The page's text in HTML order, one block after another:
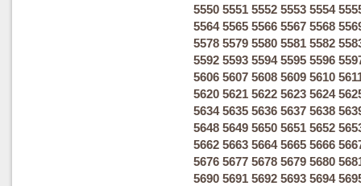
5550 5551 5552 5553 5554
5564 5565 5566 5567 5568
5578 5579 5580 5581 5582
5592 5593 5594 5595 5596
5606 5607 5608 5609 5610
5620 5621 5622 5623 5624
5634 5635 5636 5637 5638
5648 5649 5650 5651 5652
5662 5663 5664 5665 5666
5676 5677 5678 5679 5680
5690 5691 5692 5693 5694